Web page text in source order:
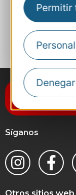
Permitir
Síganos